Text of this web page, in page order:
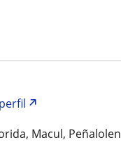
Macul, Peñalolen